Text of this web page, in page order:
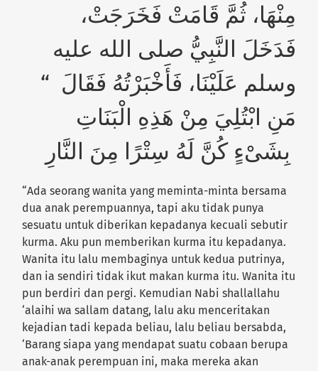
مِنْهَا، ثُمَّ قَامَتْ فَخَرَجَتْ،
فَدَخَلَ النَّبِيُّ صلى الله عليه
وسلم عَلَيْنَا، فَأَخْبَرْتُهُ فَقَالَ ‏ “‏
مَنِ ابْتُلِيَ مِنْ هَذِهِ الْبَنَاتِ
“Ada seorang wanita yang meminta-minta bersama
dua anak perempuannya, tapi aku tidak punya
sesuatu untuk diberikan kepadanya kecuali sebutir
kurma. Aku pun memberikan kurma itu kepadanya.
Wanita itu lalu membaginya untuk kedua putrinya,
dan ia sendiri tidak ikut makan kurma itu. Wanita itu
pun berdiri dan pergi. Kemudian Nabi shallallahu
‘alaihi wa sallam datang, lalu aku menceritakan
kejadian tadi kepada beliau, lalu beliau bersabda,
‘Barang siapa yang mendapat suatu cobaan berupa
anak-anak perempuan ini, maka mereka akan